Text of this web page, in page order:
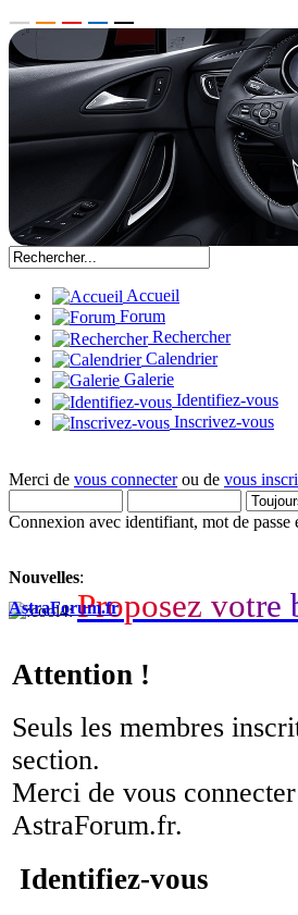
Accueil
Forum
Rechercher
Calendrier
Galerie
Identifiez-vous
Inscrivez-vous
Merci de vous connecterou de vous
Connexion avec identifiant, mot de passe
Nouvelles:
Proposez votre
AstraForum.fr
Attention !
Seuls les membres
section.
Merci de vous
AstraForum.fr.
Identifiez-vous